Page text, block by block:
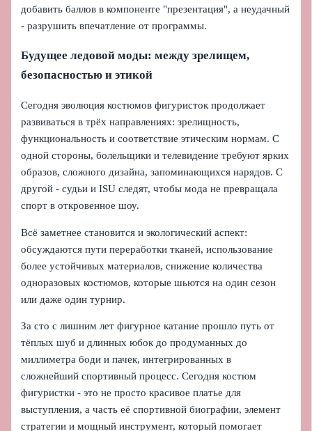
добавить баллов в компоненте "презентация", а неудачный
- разрушить впечатление от программы.
Будущее ледовой моды: между зрелищем,
безопасностью и этикой
Сегодня эволюция костюмов фигуристок продолжает
развиваться в трёх направлениях: зрелищность,
функциональность и соответствие этическим нормам. С
одной стороны, болельщики и телевидение требуют ярких
образов, сложного дизайна, запоминающихся нарядов. С
другой - судьи и ISU следят, чтобы мода не превращала
спорт в откровенное шоу.
Всё заметнее становится и экологический аспект:
обсуждаются пути переработки тканей, использование
более устойчивых материалов, снижение количества
одноразовых костюмов, которые шьются на один сезон
или даже один турнир.
За сто с лишним лет фигурное катание прошло путь от
тёплых шуб и длинных юбок до продуманных до
миллиметра боди и пачек, интегрированных в
сложнейший спортивный процесс. Сегодня костюм
фигуристки - это не просто красивое платье для
выступления, а часть её спортивной биографии, элемент
стратегии и мощный инструмент, который помогает